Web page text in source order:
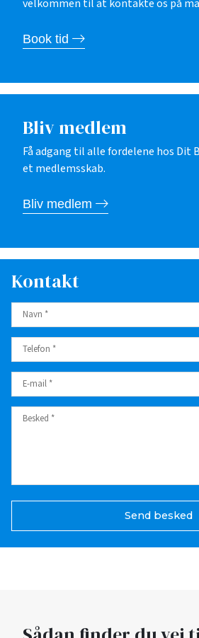
velkommen til at kontakte os på
Book tid
Bliv medlem
Få adgang til alle fordelene hos Dit
et medlemsskab.
Bliv medlem
Kontakt